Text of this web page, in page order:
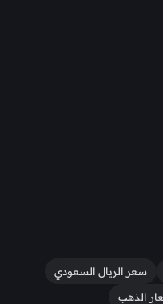
سعر الريال السعودي
الذهب